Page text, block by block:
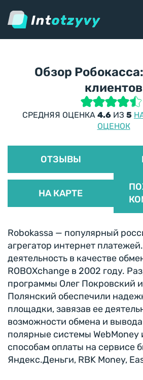
Обзор
клиентов
СРЕДНЯЯ ОЦЕНКА 4.6 ИЗ 5
ОЦЕНОК
ОТЗЫВЫ
НА КАРТЕ
Robokassa — популярный
агрегатор интернет
деятельность в качестве
ROBOXchange в 2002 году.
программы Олег Покровский
Полянский обеспечили
площадки, завязав ее
возможности обмена и
полярные системы WebMoney
способам оплаты на сервисе
Яндекс.Деньги, RBK Money,